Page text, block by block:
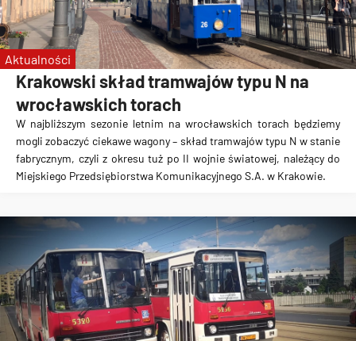
Krakowski skład tramwajów typu N na
wrocławskich torach
W najbliższym sezonie letnim na wrocławskich torach będziemy
mogli zobaczyć ciekawe wagony – skład tramwajów typu N w stanie
fabrycznym, czyli z okresu tuż po II wojnie światowej, należący do
Miejskiego Przedsiębiorstwa Komunikacyjnego S.A. w Krakowie.
Aktualności